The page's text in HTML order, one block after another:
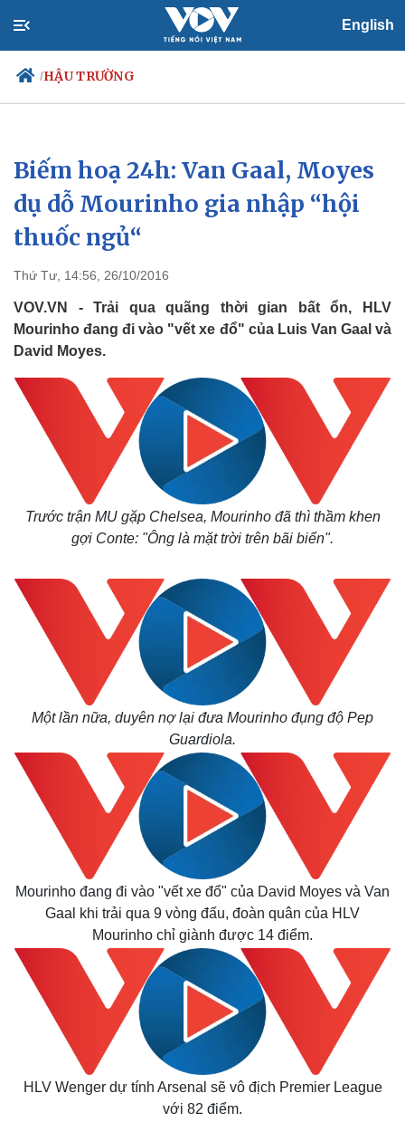
English
/HẬU TRƯỜNG
Chính trị
Đảng
Tổ chức nhân sự
Quốc hội
Nhận diện sự thật
Xã hội
Tin 24h
Dự báo thời tiết
Biếm hoạ 24h: Van Gaal, Moyes
dụ dỗ Mourinho gia nhập “hội
thuốc ngủ“
Thứ Tư, 14:56, 26/10/2016
VOV.VN - Trải qua quãng thời gian bất ổn, HLV
Mourinho đang đi vào "vết xe đổ" của Luis Van Gaal và
David Moyes.
Trước trận MU gặp Chelsea, Mourinho đã thì thầm khen
gợi Conte: "Ông là mặt trời trên bãi biển".
Một lần nữa, duyên nợ lại đưa Mourinho đụng độ Pep
Guardiola.
Mourinho đang đi vào "vết xe đổ" của David Moyes và Van
Gaal khi trải qua 9 vòng đấu, đoàn quân của HLV
Mourinho chỉ giành được 14 điểm.
HLV Wenger dự tính Arsenal sẽ vô địch Premier League
với 82 điểm.